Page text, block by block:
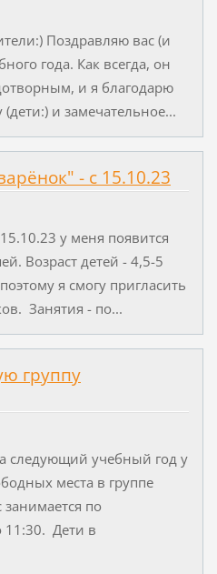
Поздравляю вас (и
года. Как всегда, он
и я благодарю
и замечательное...
- с 15.10.23
у меня появится
Возраст детей - 4,5-5
я смогу пригласить
Занятия - по...
группу
следующий учебный год у
места в группе
по
11:30. Дети в